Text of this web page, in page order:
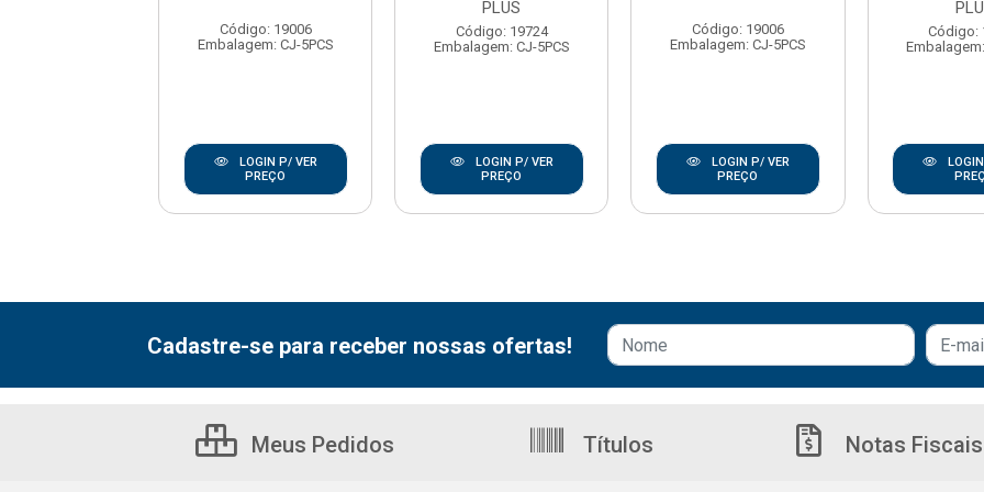
Código: 19006
Embalagem: CJ-5PCS
LOGIN P/ VER
PREÇO
PLUS
Código: 19724
Embalagem: CJ-5PCS
LOGIN P/ VER
PREÇO
Código: 19006
Embalagem: CJ-5PCS
LOGIN P/ VER
PREÇO
Código:
Cadastre-se para receber nossas ofertas!
Meus Pedidos Títulos Notas Fiscais